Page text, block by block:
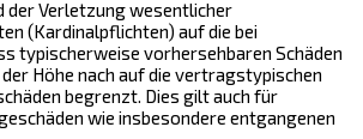
der Verletzung wesentlicher
(Kardinalpflichten) auf die bei
typischerweise vorhersehbaren Schäden
Höhe nach auf die vertragstypischen
begrenzt. Dies gilt auch für
wie insbesondere entgangenen